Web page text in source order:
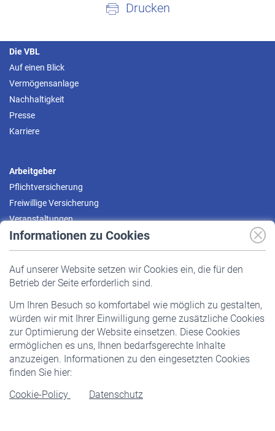
Informationen zu Cookies
Auf unserer Website setzen wir Cookies ein, die für den
Betrieb der Seite erforderlich sind.
Um Ihren Besuch so komfortabel wie möglich zu gestalten,
würden wir mit Ihrer Einwilligung gerne zusätzliche Cookies
zur Optimierung der Website einsetzen. Diese Cookies
ermöglichen es uns, Ihnen bedarfsgerechte Inhalte
anzuzeigen. Informationen zu den eingesetzten Cookies
finden Sie hier:
Cookie-Policy
Datenschutz
Drucken
Die VBL
Auf einen Blick
Vermögensanlage
Nachhaltigkeit
Presse
Karriere
Arbeitgeber
Pflichtversicherung
Freiwillige Versicherung
Veranstaltungen
Pflichtversicherung
Staatliche Förderung
Veranstaltungen
Rentner
Rentenbeginn
Rente beantragen